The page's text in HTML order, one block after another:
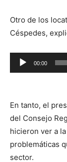
Otro de los
Céspedes,
Reproductor
de
00:00
En tanto, el
del Consejo
hicieron ver a
problemáticas
sector.